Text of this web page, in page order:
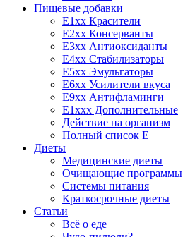
Пищевые добавки
E1xx Красители
E2xx Консерванты
E3xx Антиоксиданты
E4xx Стабилизаторы
E5xx Эмульгаторы
E6xx Усилители вкуса
E9xx Антифламинги
E1xxx Дополнительные
Действие на организм
Полный список E
Диеты
Медицинские диеты
Очищающие программы
Системы питания
Краткосрочные диеты
Статьи
Всё о еде